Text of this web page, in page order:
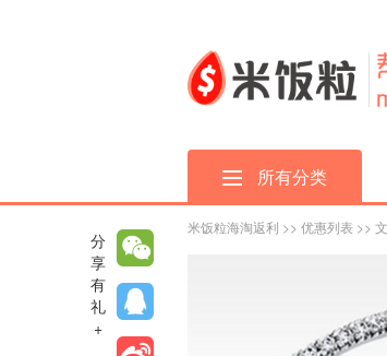
所有分类
米饭粒海淘返利 >> 优惠列表 >>
分
享
有
礼
+